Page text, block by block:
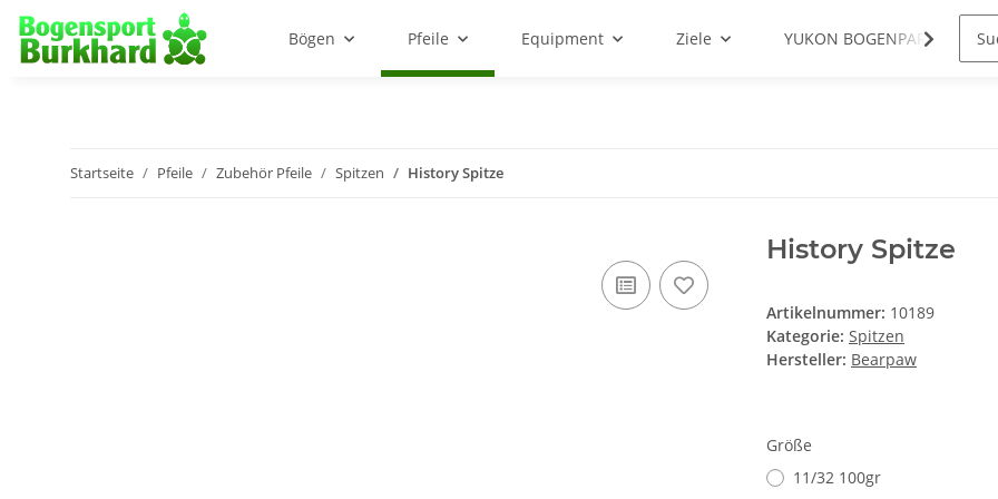
Bögen Pfeile Equipment Ziele YUKON BOGENPARCOURS
Startseite Pfeile Zubehör Pfeile Spitzen History Spitze
History Spitze
Artikelnummer: 10189
Kategorie: Spitzen
Hersteller: Bearpaw
Größe
11/32 100gr